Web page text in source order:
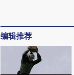
编辑推荐